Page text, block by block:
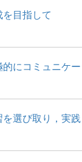
目指して
にコミュニ
選び取り，実